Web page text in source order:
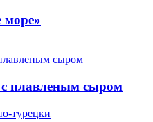
море»
плавленым сыром